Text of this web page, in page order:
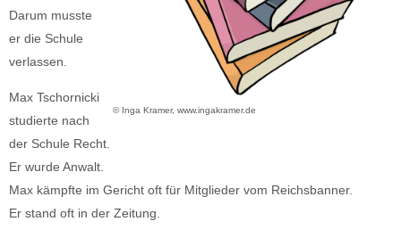
© Inga Kramer, www.ingakramer.de
Darum musste
er die Schule
verlassen.
Max Tschornicki
studierte nach
der Schule Recht.
Er wurde Anwalt.
Max kämpfte im Gericht oft für Mitglieder vom Reichsbanner.
Er stand oft in der Zeitung.